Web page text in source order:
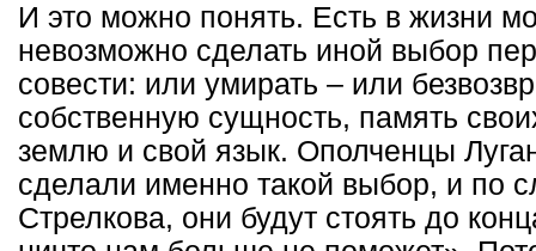
И это можно понять. Есть в жизни
невозможно сделать иной выбор
совести: или умирать – или
собственную сущность, память
землю и свой язык. Ополченцы
сделали именно такой выбор, и по
Стрелкова, они будут стоять до